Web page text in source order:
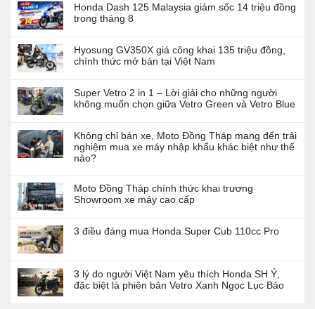
Honda Dash 125 Malaysia giảm sốc 14 triệu đồng
trong tháng 8
Hyosung GV350X giá công khai 135 triệu đồng,
chính thức mở bán tại Việt Nam
Super Vetro 2 in 1 – Lời giải cho những người
không muốn chọn giữa Vetro Green và Vetro Blue
Không chỉ bán xe, Moto Đồng Tháp mang đến trải
nghiệm mua xe máy nhập khẩu khác biệt như thế
nào?
Moto Đồng Tháp chính thức khai trương
Showroom xe máy cao cấp
3 điều đáng mua Honda Super Cub 110cc Pro
3 lý do người Việt Nam yêu thích Honda SH Ý,
đặc biệt là phiên bản Vetro Xanh Ngọc Lục Bảo